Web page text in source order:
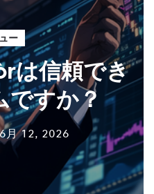
ー
は信頼でき
ですか？
月 12, 2026